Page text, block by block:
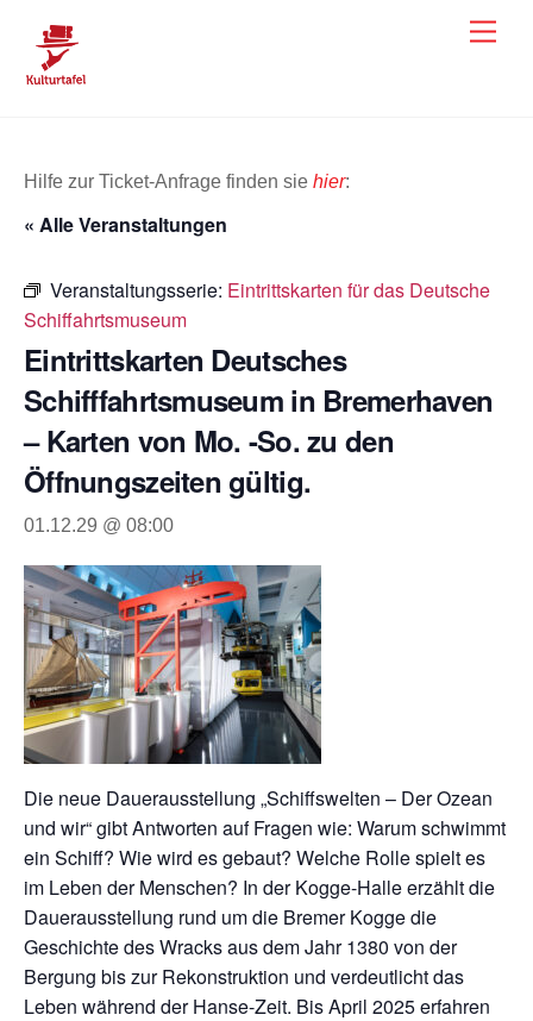
content
Hilfe zur Ticket-Anfrage finden sie hier:
« Alle Veranstaltungen
Veranstaltungsserie: Eintrittskarten für das Deutsche
Schiffahrtsmuseum
Eintrittskarten Deutsches
Schifffahrtsmuseum in Bremerhaven
– Karten von Mo. -So. zu den
Öffnungszeiten gültig.
01.12.29 @ 08:00
Die neue Dauerausstellung „Schiffswelten – Der Ozean
und wir“ gibt Antworten auf Fragen wie: Warum schwimmt
ein Schiff? Wie wird es gebaut? Welche Rolle spielt es
im Leben der Menschen? In der Kogge-Halle erzählt die
Dauerausstellung rund um die Bremer Kogge die
Geschichte des Wracks aus dem Jahr 1380 von der
Bergung bis zur Rekonstruktion und verdeutlicht das
Leben während der Hanse-Zeit. Bis April 2025 erfahren